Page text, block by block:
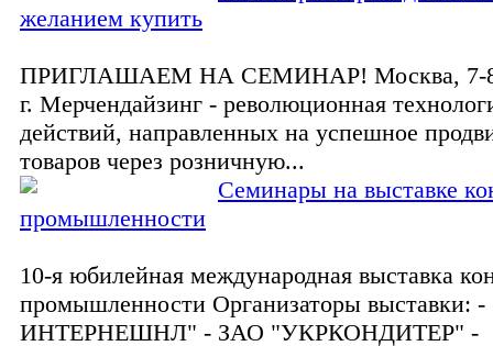
желанием купить
ПРИГЛАШАЕМ НА СЕМИНАР! Москва, 7-8
г. Мерчендайзинг - революционная
действий, направленных на успешное
товаров через розничную...
Семинары на выставке
промышленности
10-я юбилейная международная выставка
промышленности Организаторы
ИНТЕРНЕШНЛ" - ЗАО "УКРКОНДИТЕР" -